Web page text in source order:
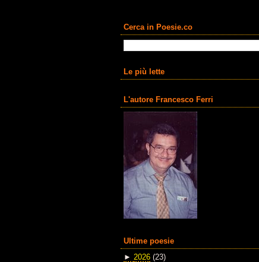
Cerca in Poesie.co
Le più lette
L'autore Francesco Ferri
Ultime poesie
► 2026 (23)